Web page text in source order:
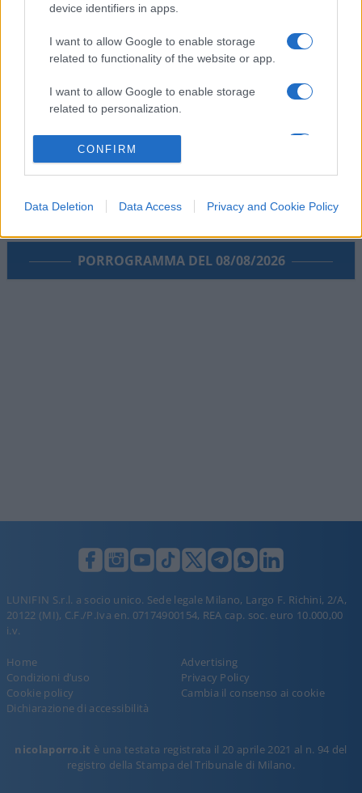
device identifiers in apps.
I want to allow Google to enable storage
related to functionality of the website or app.
I want to allow Google to enable storage
related to personalization.
related to security, including authentication
functionality and fraud prevention, and other
CONFIRM
Data Deletion Data Access Privacy and Cookie Policy
PORROGRAMMA DEL 08/08/2026
LUNIFIN S.r.l. a socio unico. Sede legale Milano, Largo F. Richini, 2/A,
20122 (MI), C.F./P.Iva en. 07174900154, REA cap. soc. euro 10.000,00
i.v.
Home
Advertising
Condizioni d’uso
Privacy Policy
Cookie policy
Cambia il consenso ai cookie
Dichiarazione di accessibilità
nicolaporro.it è una testata registrata il 20 aprile 2021 al n. 94 del
registro della Stampa del Tribunale di Milano.